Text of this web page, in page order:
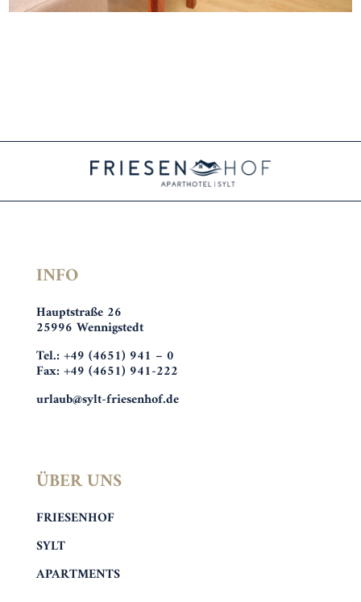
INFO
Hauptstraße 26
25996 Wennigstedt
Tel.: +49 (4651) 941 – 0
Fax: +49 (4651) 941-222
urlaub@sylt-friesenhof.de
ÜBER UNS
FRIESENHOF
SYLT
APARTMENTS